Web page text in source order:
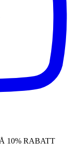
10% RABATT